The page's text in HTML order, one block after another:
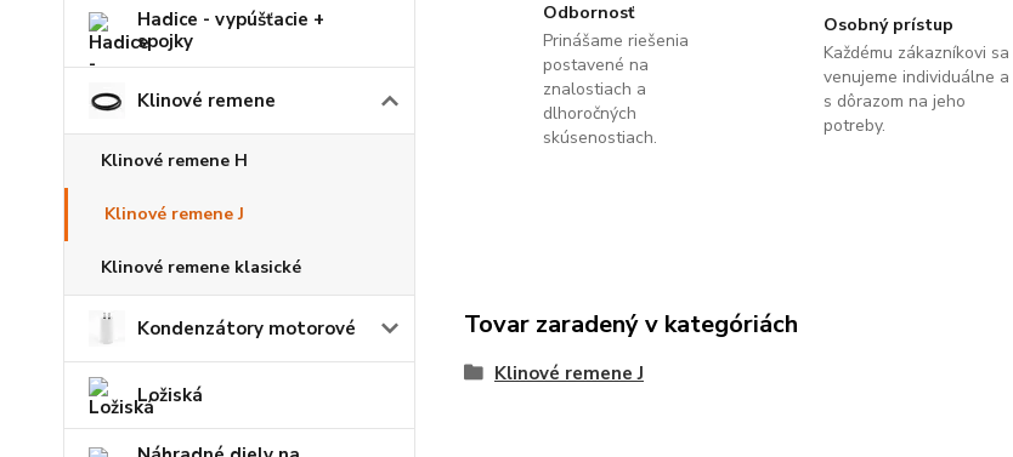
Hadice - vypúšťacie +
spojky
Klinové remene
Klinové remene H
Klinové remene J
Klinové remene klasické
Kondenzátory motorové
Ložiská
Odbornosť
Prinášame riešenia
postavené na
znalostiach a
dlhoročných
skúsenostiach.
Osobný prístup
Každému zákazníkovi sa
venujeme individuálne a
s dôrazom na jeho
potreby.
Tovar zaradený v kategóriách
Klinové remene J